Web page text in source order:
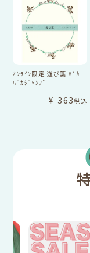
ｵﾝﾗｲﾝ限定 遊び箋 ﾊﾟｶ
ﾊﾟｶｼﾞｬﾝﾌﾟ
¥ 363税込